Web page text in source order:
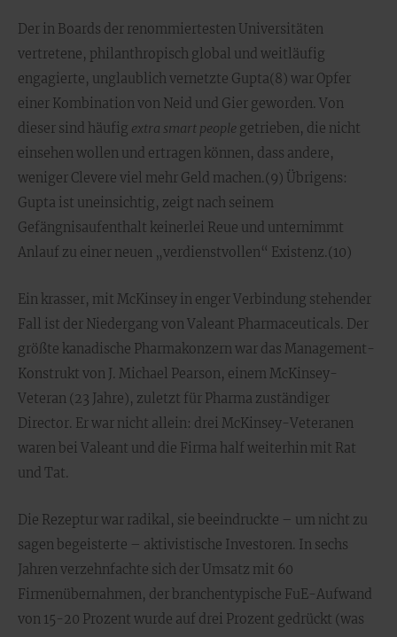
Der in Boards der renommiertesten Universitäten
vertretene, philanthropisch global und weitläufig
engagierte, unglaublich vernetzte Gupta(8) war Opfer
einer Kombination von Neid und Gier geworden. Von
dieser sind häufig extra smart people getrieben, die nicht
einsehen wollen und ertragen können, dass andere,
weniger Clevere viel mehr Geld machen.(9) Übrigens:
Gupta ist uneinsichtig, zeigt nach seinem
Gefängnisaufenthalt keinerlei Reue und unternimmt
Anlauf zu einer neuen „verdienstvollen“ Existenz.(10)
Ein krasser, mit McKinsey in enger Verbindung stehender
Fall ist der Niedergang von Valeant Pharmaceuticals. Der
größte kanadische Pharmakonzern war das Management-
Konstrukt von J. Michael Pearson, einem McKinsey-
Veteran (23 Jahre), zuletzt für Pharma zuständiger
Director. Er war nicht allein: drei McKinsey-Veteranen
waren bei Valeant und die Firma half weiterhin mit Rat
und Tat.
Die Rezeptur war radikal, sie beeindruckte – um nicht zu
sagen begeisterte – aktivistische Investoren. In sechs
Jahren verzehnfachte sich der Umsatz mit 60
Firmenübernahmen, der branchentypische FuE-Aufwand
von 15-20 Prozent wurde auf drei Prozent gedrückt (was